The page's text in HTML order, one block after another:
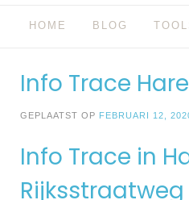
HOME BLOG
Info Trace
GEPLAATST OP FEBRUARI 12,
Info Trace in
Rijksstraatweg